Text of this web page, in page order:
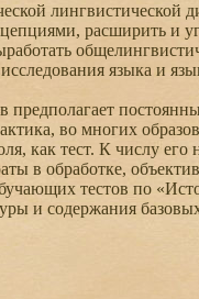
расширить и
языка и
во многих
как тест. К числу
в обработке,
тестов по
и содержания